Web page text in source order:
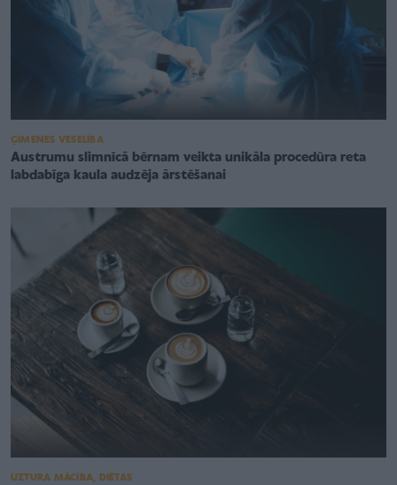
ĢIMENES VESELĪBA
Austrumu slimnīcā bērnam veikta unikāla procedūra reta
labdabīga kaula audzēja ārstēšanai
UZTURA MĀCĪBA, DIĒTAS